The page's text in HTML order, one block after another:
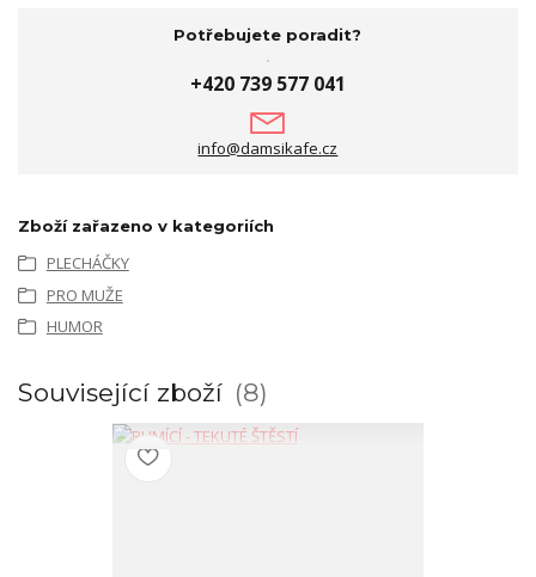
Potřebujete poradit?
+420 739 577 041
info@damsikafe.cz
Zboží zařazeno v kategoriích
PLECHÁČKY
PRO MUŽE
HUMOR
Související zboží 8